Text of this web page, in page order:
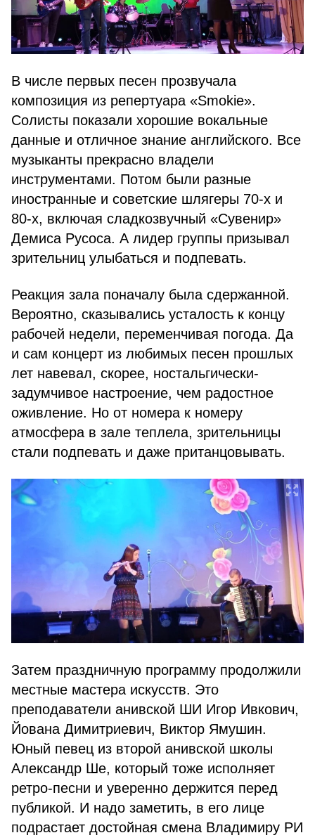
В числе первых песен прозвучала
композиция из репертуара «Smokie».
Солисты показали хорошие вокальные
данные и отличное знание английского. Все
музыканты прекрасно владели
инструментами. Потом были разные
иностранные и советские шлягеры 70-х и
80-х, включая сладкозвучный «Сувенир»
Демиса Русоса. А лидер группы призывал
зрительниц улыбаться и подпевать.
Реакция зала поначалу была сдержанной.
Вероятно, сказывались усталость к концу
рабочей недели, переменчивая погода. Да
и сам концерт из любимых песен прошлых
лет навевал, скорее, ностальгически-
задумчивое настроение, чем радостное
оживление. Но от номера к номеру
атмосфера в зале теплела, зрительницы
стали подпевать и даже пританцовывать.
Затем праздничную программу продолжили
местные мастера искусств. Это
преподаватели анивской ШИ Игор Ивкович,
Йована Димитриевич, Виктор Ямушин.
Юный певец из второй анивской школы
Александр Ше, который тоже исполняет
ретро-песни и уверенно держится перед
публикой. И надо заметить, в его лице
подрастает достойная смена Владимиру РИ